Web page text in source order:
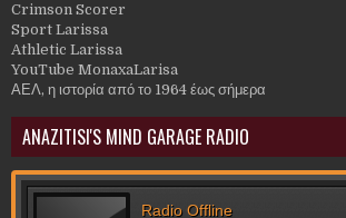
Crimson Scorer
Sport Larissa
Athletic Larissa
YouTube MonaxaLarisa
ΑΕΛ, η ιστορία από το 1964 έως σήμερα
ANAZITISI'S MIND GARAGE RADIO